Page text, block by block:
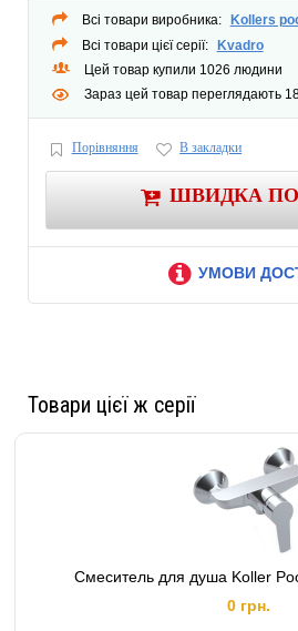
Всі товари виробника: Kollers
Всі товари цієї серії: Kvadro
Цей товар купили 1026 людини
Зараз цей товар переглядають
Порівняння В закладки
ШВИДКА
УМОВИ
Товари цієї ж серії
Смеситель для душа Koller
0 грн.